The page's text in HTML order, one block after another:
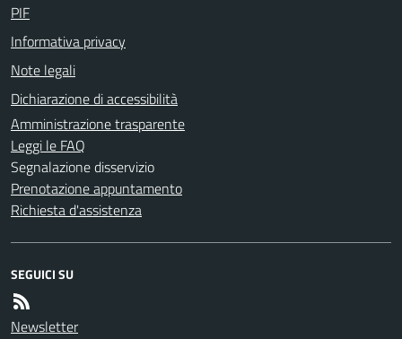
PIF
Informativa privacy
Note legali
Dichiarazione di accessibilità
Amministrazione trasparente
Leggi le FAQ
Segnalazione disservizio
Prenotazione appuntamento
Richiesta d'assistenza
SEGUICI SU
Newsletter